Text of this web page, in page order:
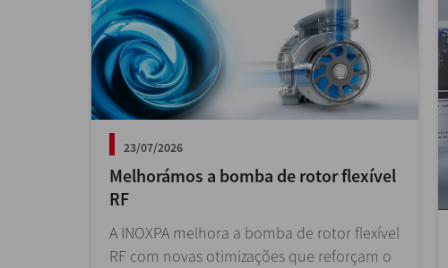
23/07/2026
Melhorámos a bomba de rotor flexível
RF
A INOXPA melhora a bomba de rotor flexível
RF com novas otimizações que reforçam o